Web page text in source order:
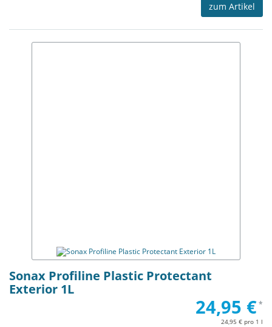
zum Artikel
Sonax Profiline Plastic Protectant
Exterior 1L
24,95 €*
24,95 € pro 1 l